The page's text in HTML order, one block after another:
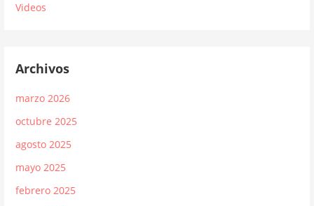
Videos
Archivos
marzo 2026
octubre 2025
agosto 2025
mayo 2025
febrero 2025